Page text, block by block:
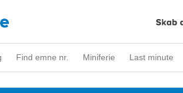
Find emne nr. Miniferie Last minute